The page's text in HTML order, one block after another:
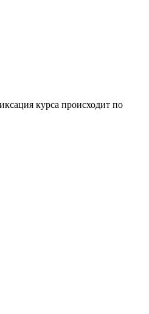
курса происходит по